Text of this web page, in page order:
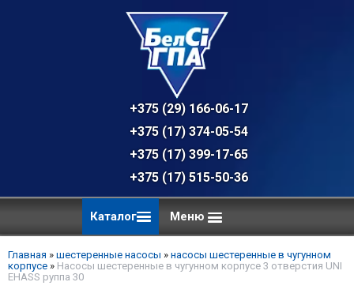
+375 (29) 166-06-17 - техническая
+375 (17) 374-05-54 - общий отдел,
+375 (17) 399-17-65
+375 (17) 515-50-36
Каталог Меню
Главная » шестеренные насосы » насосы шестеренные в чугунном
корпусе » Насосы шестеренные в чугунном корпусе 3 отверстия UNI
EHASS руппа 30